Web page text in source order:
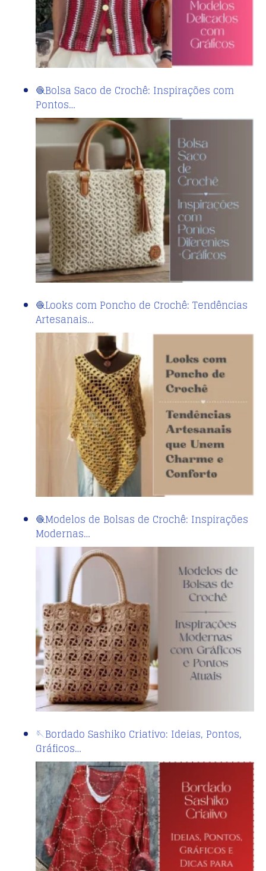
🧶Bolsa Saco de Crochê: Inspirações com
Pontos…
🧶Looks com Poncho de Crochê: Tendências
Artesanais…
🧶Modelos de Bolsas de Crochê: Inspirações
Modernas…
🪡Bordado Sashiko Criativo: Ideias, Pontos,
Gráficos…